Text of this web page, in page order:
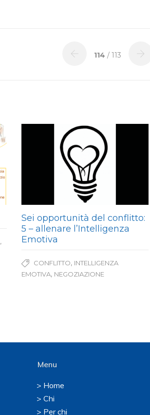
114 / 113
,
Sei opportunità del conflitto:
5 – allenare l’Intelligenza
Emotiva
CONFLITTO, INTELLIGENZA
EMOTIVA, NEGOZIAZIONE
Menu
> Home
> Chi
> Per chi